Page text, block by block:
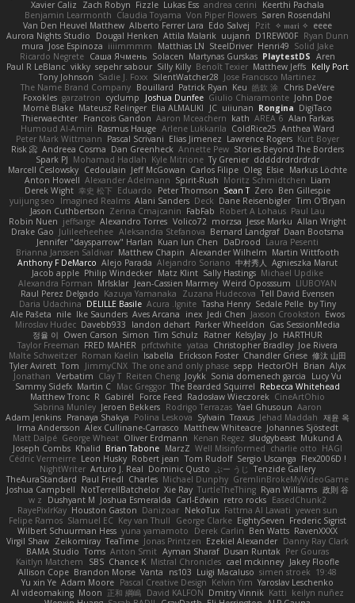
Xavier Caliz
Zach Robyn Fizzle Lukas Ess andrea cerini
Keerthi Pachala
Benjamin Learmonth Claudia Toyama Von Piper Flowers Søren Rosendahl
Van Den Heuvel Matthew Alberto Ferrer Lara Edo Salvej Pzit ✧ 𝔪𝔞𝔯𝔦 ✧ eeee
Aurora Nights Studio
Dougal Henken Attila Malarik uujann D1REW00F Ryan Dunn
mura Jose Espinoza iiiimmmm Matthias LN SteelDriver Henri49 Solid Jake
Ricardo Negrete Саша Ячмень Solacen Martynas Gurskas PlaytestDS Aren
Paul R LeBlanc vikky sepehr sabour Silly Killy Benoît Texier Matthew Jeffs Kelly Port
Tony Johnson Sadie J. Foxx SilentWatcher28 Jose Francisco Martinez
The Name Brand Company Bouillard Patrick Ryan Keu 皓欽 涂 Chris DeVere
Foxokles garzatron cyclump Joshua Dunfee Giulio Chiaramonte John Doe
Mornè Blake Mateusz Relinger Elia ALMALIKI JC uiiunan Rongina DigiTaco
Thierwaechter Francois Gandon Aaron Mceachern kath AREA 6 Alan Farkas
Humoud Al-Amiri Rasmus Hauge Arlene Lukkarila ColdRice25 Anthea Ward
Peter Mark Wittmann Pascal Scrivani Elias Jimenez Lawrence Rogers Kurt Boyer
Risk 📀 Andreea Cosma Dan Greenheck Annette Pew Stories Beyond The Borders
Spark PJ Mohamad Hadlah Kyle Mitrione Ty Grenier dddddrdrdrdrdr
Marcell Ceslowsky Cedoulain Jeff McGowan Carlos Filipe Oleg Elsie Markus Löchte
Anton Howell Alexander Adelmann Spirit-Rush Moritz Schmidtchen Liam
Derek Wight 幸史 松下 Eduardo Peter Thomson Sean T Zero Ben Gillespie
yuijung seo
Imagined Realms Alani Sanders Deck Dane Reisenbigler Tim O'Bryan
Jason Cuthbertson Zerina Cmajcanin FabFab Robert A Lohaus Paul Lau
Robin Nuen jeffsarge Alexandro Torres Volico72 morzsa Jesse Marku Allan Wright
Drake Gao Julileeheehee Aleksandra Stefanova Bernard Landgraf Daan Bootsma
Jennifer "daysparrow" Harlan Kuan lun Chen DaDrood Laura Pesenti
Brianna Janssen Saldivar Matthew Chapin Alexander Wilhelm Martin Wittfooth
Anthony F DeMarco Alejo Parada Alejandro Soriano 中村秀人
Agnieszka Marut
Jacob apple Philip Windecker Matz Klint Sally Hastings Michael Updike
Alexandra Forman MrIsklar Jean-Cassien Marmey Weird Oposssum LIUBOYAN
Raul Perez Delgado Kazuya Yamanaka Zuzana Hudecova Tell David Evensen
Daria Udachina DELILLE Basile Acura .Ignite Tasha Henry Sedale Pelle by Tiny
Ale Pašeta nile Ike Saunders Aves Arcana inex Jedi Chen Jaxson Crookston Ewos
Miroslav Hudec Davebb933 landon dehart Parker Wheeldon Gas SessionMedia
정율 이 Owen Carson Simon Tim Schulz Ratner KelsyJay Jo HARTHUR
Taylor Freeman FRED MAHER prfctwhite yataa Christopher Bradley Joe Rivera
Malte Schweitzer Roman Kaelin Isabella Erickson Foster Chandler Griese 修汰 山田
Tyler Avirett Tom JimmyCNX The one and only phase sepp HectorOH Brian Alyx
Jonathan Verbatim Clay T Reiten Cheng Joykk Sonia domenech garcia
Lucy Vu
Sammy Sidefx Martin C Mac Greggor The Bearded Squirrel Rebecca Whitehead
Matthew Tronc R Gabirél Force Feed Radosław Wieczorek CineArtOhio
Sabrina Munley Jeroen Bekkers Rodrigo Terrazas Yael Ghusoun Aaron
Adam Jenkins Pranaya Shakya Polina Leskova Sylvain Traxus Jehad Maddah 재윤 옥
Irma Andersson Alex Cullinane-Carrasco Matthew Whiteacre Johannes Sjöstedt
Matt Dalpé George Wheat Oliver Erdmann Kenan Regez sludgybeast Mukund A
Joseph Combs Khalid Brian Tabone MarzZ Well Misinformed charlie otto HAGI
Cédric Vermeirre Leon Husky Robert jean Tom Rudolf Sergio Uscanga Flex2006D !
NightWriter Arturo J. Real Dominic Qusto ぶー うじ
Tenzide Gallery
TheAuraStandard Paul Friedl Charles Michael Dunphy GremlinBrokeMyVideoGame
Joshua Campbell
NotTerrellBatchelor Xie Ray TurtleTheThing Ryan Williams 政則 谷
w z
Dushyant M Joshua Esmeralda Carl-Edwin retro rocks EasedChunk2
RayePixlrKay Houston Gaston Danizoar NekoTux Fattma Al Lawati yewen sun
Felipe Ramos Slamuel EC Key van Thull George Clarke EightySeven Frederic Sigrist
Wilbert Schuurman Hess yuna yamamoto Derek Carlin Ben Watts RavenXXXX
Virgil Shaw Zeikomiray TeaTime Jonas Printzen Ezekiel Alexander Danny Ray Clark
BAMA Studio Toms Anton Smit Ayman Sharaf Dusan Runtak Per Gouras
Kaitlyn Matchem
SBS Chance K Mistral Chronicles cael mckinney Jakey Floofle
Allison Cope Brandon Morse Vanta ns103 Luigi Macaluso simen stroek 19:48
Yu xin Ye Adam Moore Pascal Creative Design Kelvin Yim Yaroslav Leschenko
AI videomaking Moon 正和 綱嶋 David KALFON Dmitry Vinnik Katti keilyn nuñez